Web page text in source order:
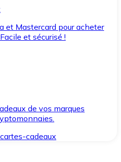
et Mastercard pour acheter
et sécurisé !
de vos marques
cadeaux